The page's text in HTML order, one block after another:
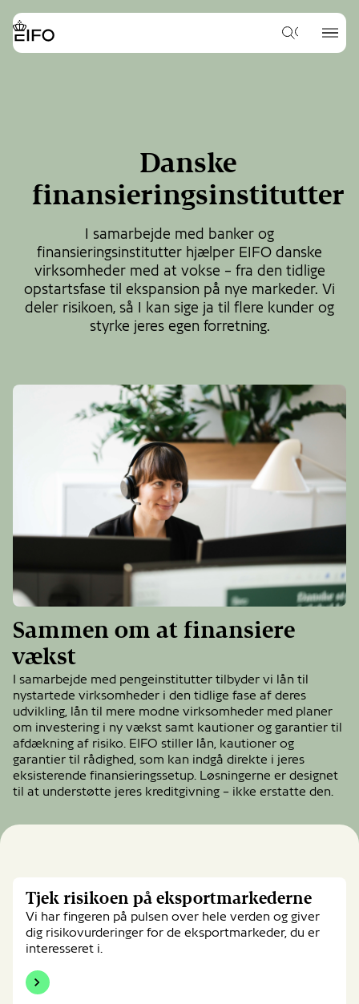
main
content
Label}}
Hvad
vil
Danske
finansieringsinstitutter
I samarbejde med banker og
finansieringsinstitutter hjælper EIFO danske
virksomheder med at vokse – fra den tidlige
opstartsfase til ekspansion på nye markeder. Vi
deler risikoen, så I kan sige ja til flere kunder og
styrke jeres egen forretning.
Sammen om at finansiere
vækst
I samarbejde med pengeinstitutter tilbyder vi lån til
nystartede virksomheder i den tidlige fase af deres
udvikling, lån til mere modne virksomheder med planer
om investering i ny vækst samt kautioner og garantier til
afdækning af risiko. EIFO stiller lån, kautioner og
garantier til rådighed, som kan indgå direkte i jeres
eksisterende finansieringssetup. Løsningerne er designet
til at understøtte jeres kreditgivning – ikke erstatte den.
Tjek risikoen på eksportmarkederne
Vi har fingeren på pulsen over hele verden og giver
dig risikovurderinger for de eksportmarkeder, du er
interesseret i.
risikoen
på
eksportmarkederne